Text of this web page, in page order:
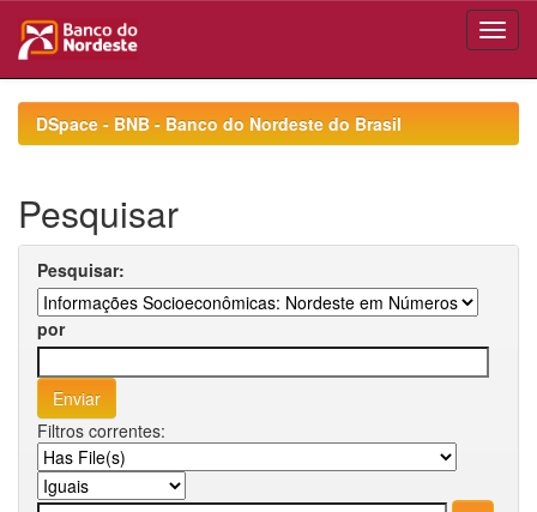
navigationDSpace - BNB - Banco do Nordeste do Brasil
Pesquisar
Pesquisar:
por
Filtros correntes: